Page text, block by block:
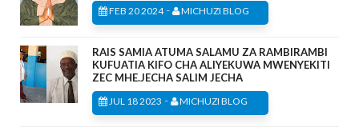
FEB 20 2024- MICHUZI BLOG
RAIS SAMIA ATUMA SALAMU ZA RAMBIRAMBI
KUFUATIA KIFO CHA ALIYEKUWA MWENYEKITI
ZEC MHE.JECHA SALIM JECHA
JUL 18 2023 - MICHUZI BLOG